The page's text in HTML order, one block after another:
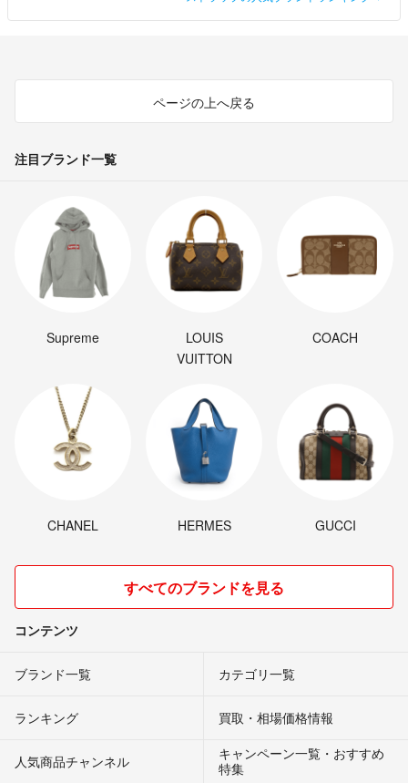
ページの上へ戻る
注目ブランド一覧
Supreme
LOUIS
VUITTON
COACH
CHANEL HERMES GUCCI
すべてのブランドを見る
コンテンツ
ブランド一覧 カテゴリ一覧
ランキング 買取・相場価格情報
人気商品チャンネル
キャンペーン一覧・おすすめ
特集